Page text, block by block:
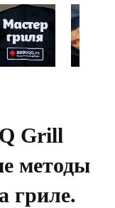
Grill
методы
гриле.